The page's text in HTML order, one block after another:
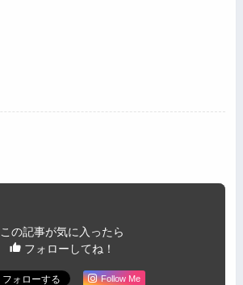
この記事が気に入ったら
フォローしてね！
Follow Me